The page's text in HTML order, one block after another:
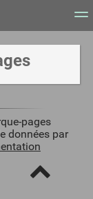
Flux
pages
données par